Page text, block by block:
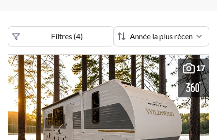
Filtres (4)
17